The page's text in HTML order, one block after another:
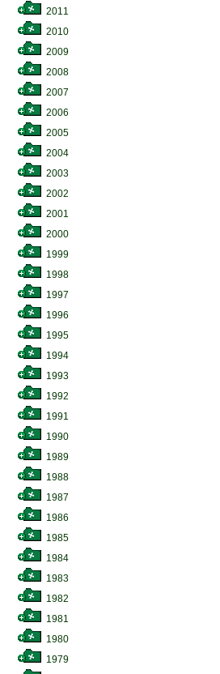
2011
2010
2009
2008
2007
2006
2005
2004
2003
2002
2001
2000
1999
1998
1997
1996
1995
1994
1993
1992
1991
1990
1989
1988
1987
1986
1985
1984
1983
1982
1981
1980
1979